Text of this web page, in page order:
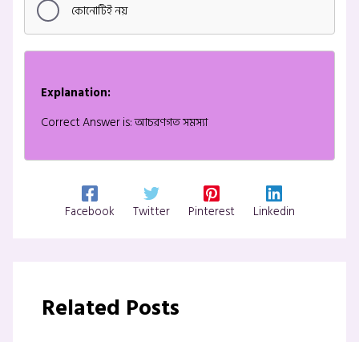
কোনোটিই নয়
Explanation:
Correct Answer is: আচরণগত সমস্যা
Facebook Twitter Pinterest Linkedin
Related Posts